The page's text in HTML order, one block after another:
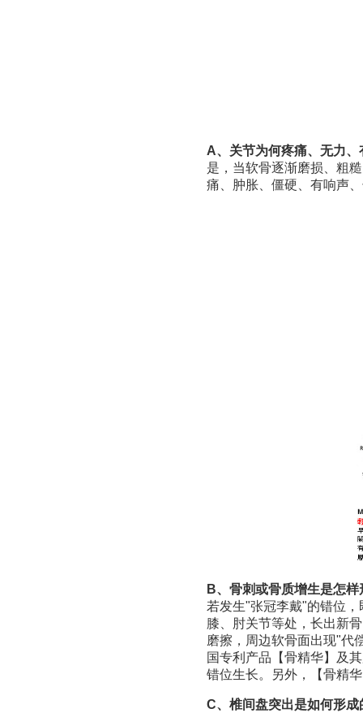
A、关节为何疼痛、无力、
是，当软骨逐渐磨损、粗
痛、肿胀、僵硬、有响声
B、骨刺或骨质增生是怎样
若发生"张冠李戴"的错位
膝、肘关节等处，长出新
磨擦，周边软骨面出现"代
国专利产品【骨精华】及
错位生长。另外，【骨精
C、椎间盘突出是如何形成